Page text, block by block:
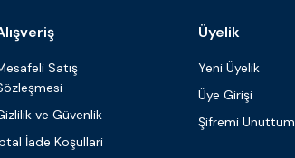
Satış
ve Güvenlik
İade Koşullari
Üyelik
Yeni Üyelik
Üye Girişi
Şifremi Unuttum